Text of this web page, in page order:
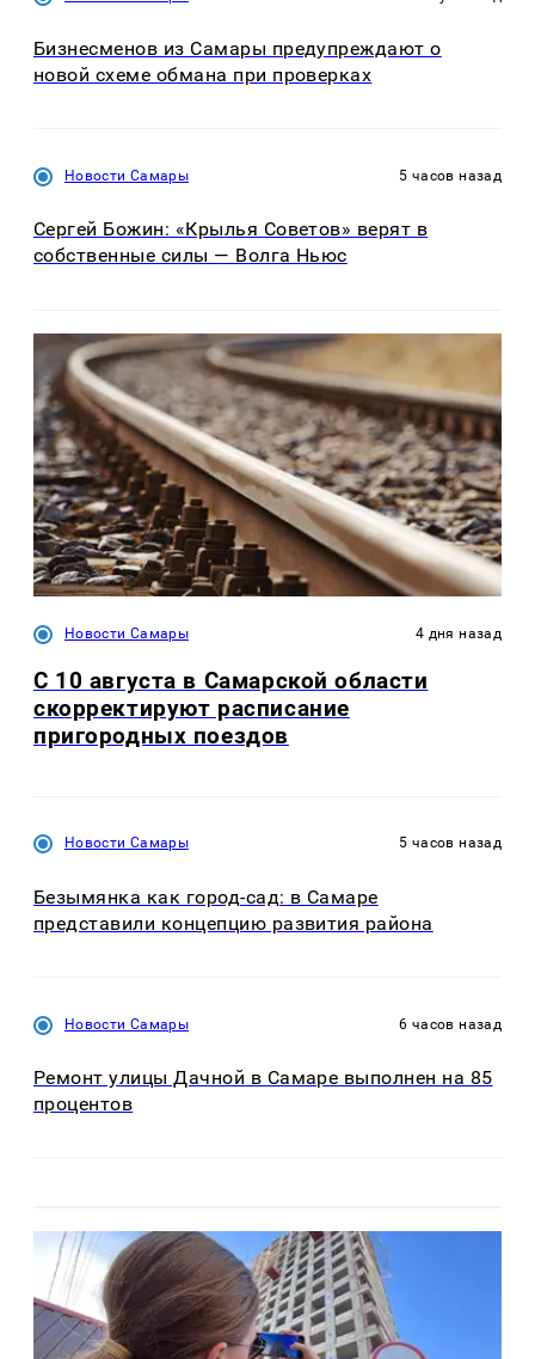
Бизнесменов из Самары предупреждают о
новой схеме обмана при проверках
Новости Самары 5 часов назад
Сергей Божин: «Крылья Советов» верят в
собственные силы — Волга Ньюс
Новости Самары 4 дня назад
С 10 августа в Самарской области
скорректируют расписание
пригородных поездов
Новости Самары 5 часов назад
Безымянка как город-сад: в Самаре
представили концепцию развития района
Новости Самары 6 часов назад
Ремонт улицы Дачной в Самаре выполнен на 85
процентов